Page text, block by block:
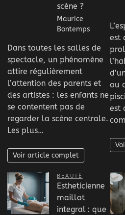
scène ?
Maurice
Bontemps
Dans toutes les salles de
spectacle, un phénomène
attire régulièrement
l’attention des parents et
des artistes : les enfants ne
se contentent pas de
regarder la scène centrale.
Les plus…
Voir article complet
est
ou
est
BEAUTÉ
Estheticienne
maillot
integral : que